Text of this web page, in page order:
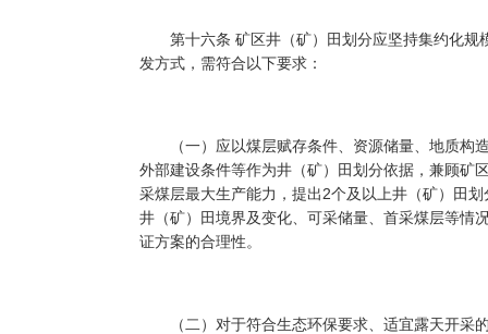
第十六条 矿区井（矿）田划分应坚持集约化规
发方式，需符合以下要求：
（一）应以煤层赋存条件、资源储量、地质构
外部建设条件等作为井（矿）田划分依据，兼顾矿
采煤层最大生产能力，提出2个及以上井（矿）田
井（矿）田境界及变化、可采储量、首采煤层等情
证方案的合理性。
（二）对于符合生态环保要求、适宜露天开采